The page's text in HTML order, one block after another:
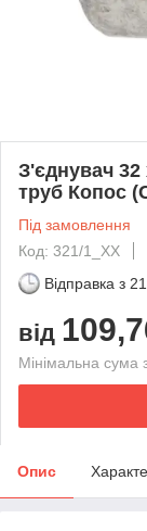
З'єднувач 32
труб Копос
Під замовлення
Код: 321/1_XX
Відправка з
від
Мінімальна сума
Опис